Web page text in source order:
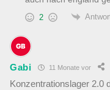
2
Gabi 11 Monate vor
Konzentrationslager